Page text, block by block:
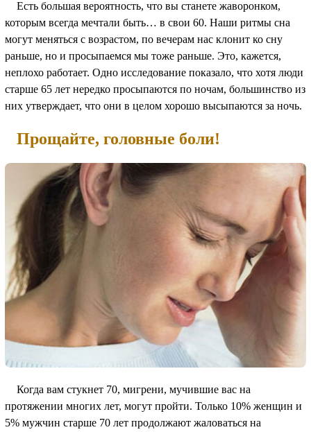
Есть большая вероятность, что вы станете жаворонком,
которым всегда мечтали быть… в свои 60. Наши ритмы сна
могут меняться с возрастом, по вечерам нас клонит ко сну
раньше, но и просыпаемся мы тоже раньше. Это, кажется,
неплохо работает. Одно исследование показало, что хотя люди
старше 65 лет нередко просыпаются по ночам, большинство из
них утверждает, что они в целом хорошо высыпаются за ночь.
Прощайте, головные боли!
Когда вам стукнет 70, мигрени, мучившие вас на
протяжении многих лет, могут пройти. Только 10% женщин и
5% мужчин старше 70 лет продолжают жаловаться на